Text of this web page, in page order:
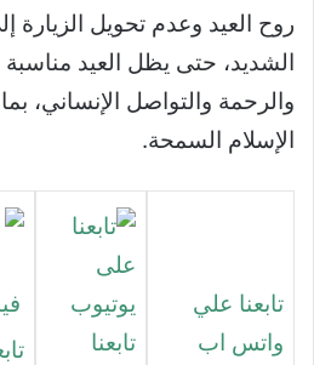
روح العيد وعدم تحويل الزيارة
الشديد، حتى يظل العيد مناسبة
والرحمة والتواصل الإنساني،
الإسلام السمحة.
تابعنا علي
واتس اب
تابعنا